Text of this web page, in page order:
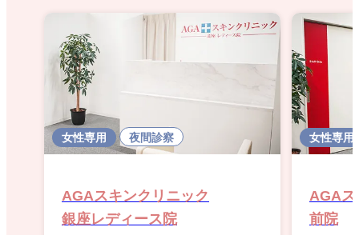
女性専用 夜間診察
AGAスキンクリニック
銀座レディース院
女性専用
AGAス
前院